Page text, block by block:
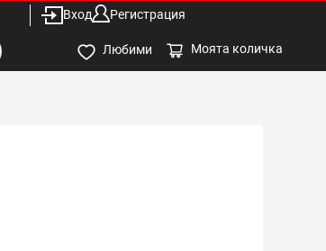
Вход Регистрация
Любими Моята количка